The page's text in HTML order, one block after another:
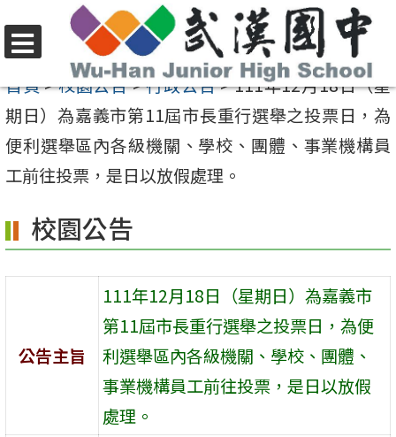
至
要
內
容
選
單
首頁>校園公告>行政公告>111年12月18日（星
期日）為嘉義市第11屆市長重行選舉之投票日，為
便利選舉區內各級機關、學校、團體、事業機構員
工前往投票，是日以放假處理。
校園公告
公告主旨
111年12月18日（星期日）為嘉義市
第11屆市長重行選舉之投票日，為便
利選舉區內各級機關、學校、團體、
事業機構員工前往投票，是日以放假
處理。